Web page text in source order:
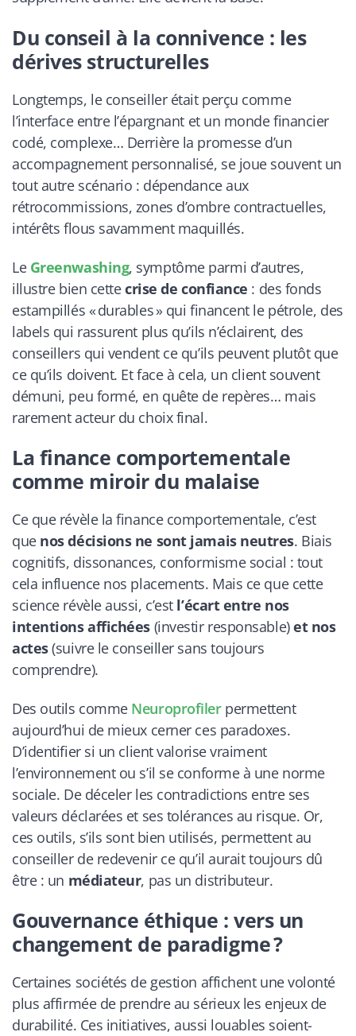
Du conseil à la connivence : les
dérives structurelles
Longtemps, le conseiller était perçu comme
l’interface entre l’épargnant et un monde financier
codé, complexe… Derrière la promesse d’un
accompagnement personnalisé, se joue souvent un
tout autre scénario : dépendance aux
rétrocommissions, zones d’ombre contractuelles,
intérêts flous savamment maquillés.
Le Greenwashing, symptôme parmi d’autres,
illustre bien cettecrise de confiance : des fonds
estampillés « durables » qui financent le pétrole, des
labels qui rassurent plus qu’ils n’éclairent, des
conseillers qui vendent ce qu’ils peuvent plutôt que
ce qu’ils doivent. Et face à cela, un client souvent
démuni, peu formé, en quête de repères… mais
rarement acteur du choix final.
La finance comportementale
comme miroir du malaise
Ce que révèle la finance comportementale, c’est
que nos décisions ne sont jamais neutres. Biais
cognitifs, dissonances, conformisme social : tout
cela influence nos placements. Mais ce que cette
science révèle aussi, c’est l’écart entre nos
intentions affichées (investir responsable)et nos
actes(suivre le conseiller sans toujours
comprendre).
Des outils comme Neuroprofilerpermettent
aujourd’hui de mieux cerner ces paradoxes.
D’identifier si un client valorise vraiment
l’environnement ou s’il se conforme à une norme
sociale. De déceler les contradictions entre ses
valeurs déclarées et ses tolérances au risque. Or,
ces outils, s’ils sont bien utilisés, permettent au
conseiller de redevenir ce qu’il aurait toujours dû
être : un médiateur, pas un distributeur.
Gouvernance éthique : vers un
changement de paradigme ?
Certaines sociétés de gestion affichent une volonté
plus affirmée de prendre au sérieux les enjeux de
durabilité. Ces initiatives, aussi louables soient-